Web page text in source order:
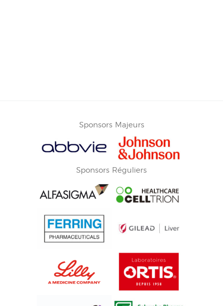
Sponsors Majeurs
Sponsors Réguliers